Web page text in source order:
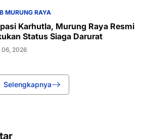
MURUNG RAYA
Karhutla, Murung Raya Resmi
Status Siaga Darurat
06, 2026
Selengkapnya